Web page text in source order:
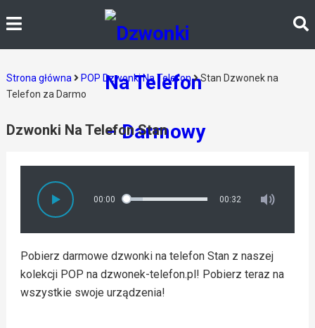
Strona główna POP Dzwonki Na Telefon
Stan Dzwonek na
Telefon za Darmo
Dzwonki Na Telefon Stan
00:00 00:32
Pobierz darmowe dzwonki na telefon Stan z naszej
kolekcji POP na dzwonek-telefon.pl! Pobierz teraz na
wszystkie swoje urządzenia!